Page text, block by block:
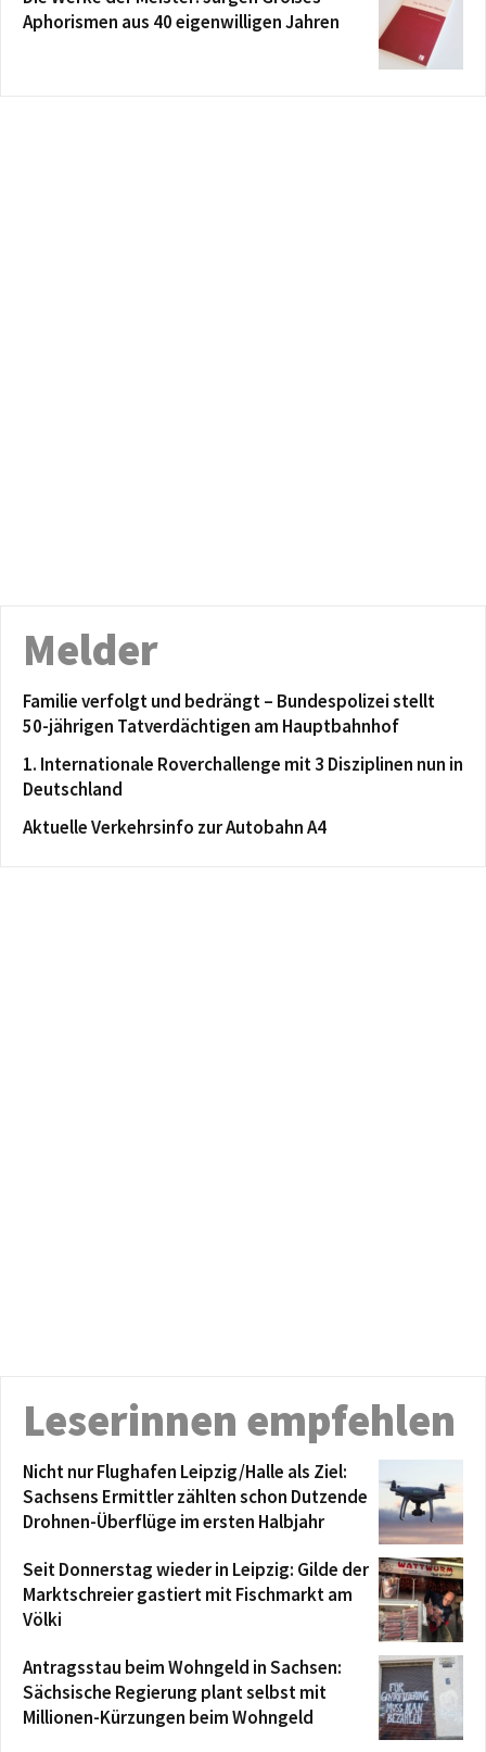
Aphorismen aus 40 eigenwilligen Jahren
Melder
Familie verfolgt und bedrängt – Bundespolizei stellt
50-jährigen Tatverdächtigen am Hauptbahnhof
1. Internationale Roverchallenge mit 3 Disziplinen nun in
Deutschland
Aktuelle Verkehrsinfo zur Autobahn A4
Leserinnen empfehlen
Nicht nur Flughafen Leipzig/Halle als Ziel:
Sachsens Ermittler zählten schon Dutzende
Drohnen-Überflüge im ersten Halbjahr
Seit Donnerstag wieder in Leipzig: Gilde der
Marktschreier gastiert mit Fischmarkt am
Völki
Antragsstau beim Wohngeld in Sachsen:
Sächsische Regierung plant selbst mit
Millionen-Kürzungen beim Wohngeld